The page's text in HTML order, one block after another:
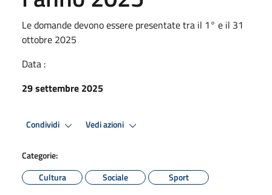
Le domande devono essere presentate tra il 1° e il 31
ottobre 2025
Data :
29 settembre 2025
Condividi Vedi azioni
Categorie:
Cultura
Sociale Sport